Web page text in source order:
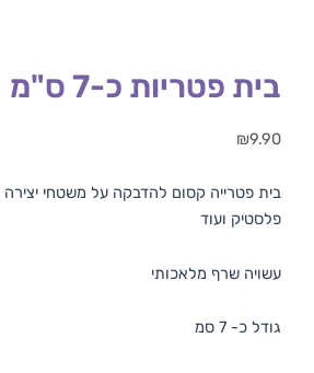
בית פטריות כ-7 ס"מ
₪9.90
בית פטרייה קסום להדבקה על משטחי יצירה
פלסטיק ועוד
עשויה שרף מלאכותי
גודל כ- 7 סמ